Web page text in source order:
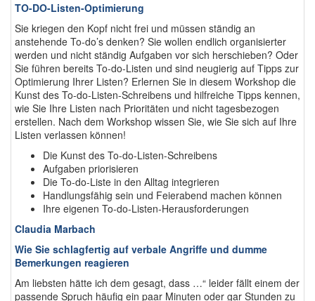
TO-DO-Listen-Optimierung
Sie kriegen den Kopf nicht frei und müssen ständig an
anstehende To-do’s denken? Sie wollen endlich organisierter
werden und nicht ständig Aufgaben vor sich herschieben? Oder
Sie führen bereits To-do-Listen und sind neugierig auf Tipps zur
Optimierung Ihrer Listen? Erlernen Sie in diesem Workshop die
Kunst des To-do-Listen-Schreibens und hilfreiche Tipps kennen,
wie Sie Ihre Listen nach Prioritäten und nicht tagesbezogen
erstellen. Nach dem Workshop wissen Sie, wie Sie sich auf Ihre
Listen verlassen können!
Die Kunst des To-do-Listen-Schreibens
Aufgaben priorisieren
Die To-do-Liste in den Alltag integrieren
Handlungsfähig sein und Feierabend machen können
Ihre eigenen To-do-Listen-Herausforderungen
Claudia Marbach
Wie Sie schlagfertig auf verbale Angriffe und dumme
Bemerkungen reagieren
Am liebsten hätte ich dem gesagt, dass …“ leider fällt einem der
passende Spruch häufig ein paar Minuten oder gar Stunden zu